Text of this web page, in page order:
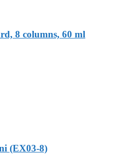
8 columns, 60 ml
(EX03-8)